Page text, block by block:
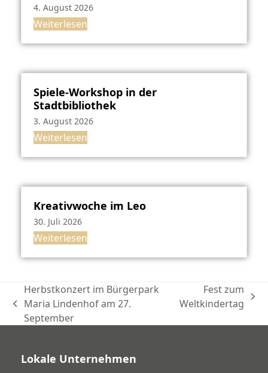
4. August 2026
Weiterlesen
Spiele-Workshop in der
Stadtbibliothek
3. August 2026
Weiterlesen
Kreativwoche im Leo
30. Juli 2026
Weiterlesen
vorheriger
Beitrag:
Herbstkonzert im Bürgerpark
Maria Lindenhof am 27.
September
Nächster
Fest zum
Weltkindertag
Lokale Unternehmen